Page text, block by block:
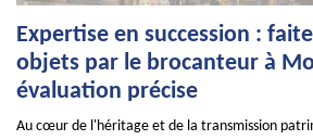
Expertise en succession :
objets par le brocanteur à
évaluation précise
Au cœur de l'héritage et de la transmission